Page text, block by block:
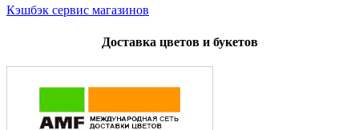
Кэшбэк сервис магазинов
Доставка цветов и букетов